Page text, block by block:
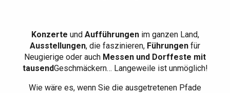
Konzerte und Aufführungenim ganzen Land,
Ausstellungen, die faszinieren, Führungen für
Neugierige oder auch Messen und Dorffeste mit
tausendGeschmäckern… Langeweile ist unmöglich!
Wie wäre es, wenn Sie die ausgetretenen Pfade